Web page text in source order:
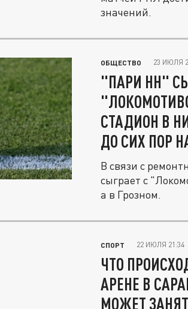
значений.
ОБЩЕСТВО 23 ИЮЛЯ
"ПАРИ НН"
СТАДИОН В
ДО СИХ ПОР
В связи с
сыграет с
а в Грозном.
СПОРТ 22 ИЮЛЯ 21:34
ЧТО
АРЕНЕ В
МОЖЕТ